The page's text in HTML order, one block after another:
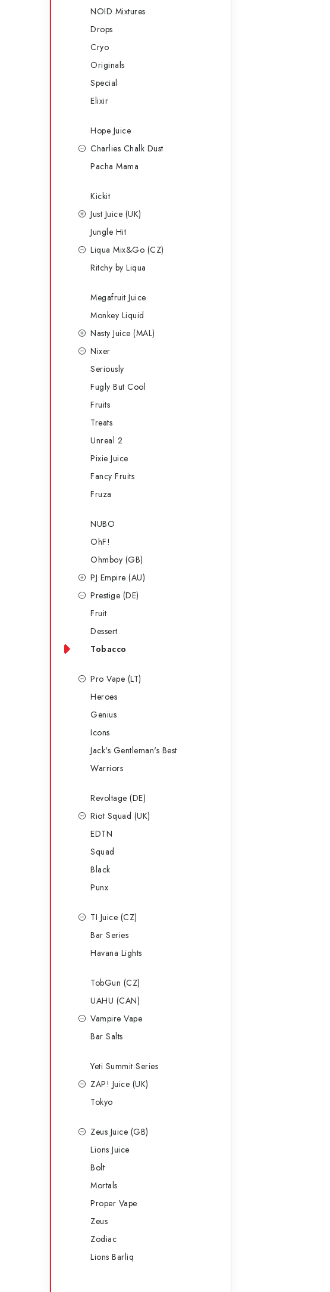
NOID Mixtures
Drops
Cryo
Originals
Special
Elixir
Hope Juice
Charlies Chalk Dust
Pacha Mama
Kickit
Just Juice (UK)
Jungle Hit
Liqua Mix&Go (CZ)
Ritchy by Liqua
Megafruit Juice
Monkey Liquid
Nasty Juice (MAL)
Nixer
Seriously
Fugly But Cool
Fruits
Treats
Unreal 2
Pixie Juice
Fancy Fruits
Fruza
NUBO
OhF!
Ohmboy (GB)
PJ Empire (AU)
Prestige (DE)
Fruit
Dessert
Tobacco
Pro Vape (LT)
Heroes
Genius
Icons
Jack's Gentleman's Best
Warriors
Revoltage (DE)
Riot Squad (UK)
EDTN
Squad
Black
Punx
TI Juice (CZ)
Bar Series
Havana Lights
TobGun (CZ)
UAHU (CAN)
Vampire Vape
Bar Salts
Yeti Summit Series
ZAP! Juice (UK)
Tokyo
Zeus Juice (GB)
Lions Juice
Bolt
Mortals
Proper Vape
Zeus
Zodiac
Lions Barliq